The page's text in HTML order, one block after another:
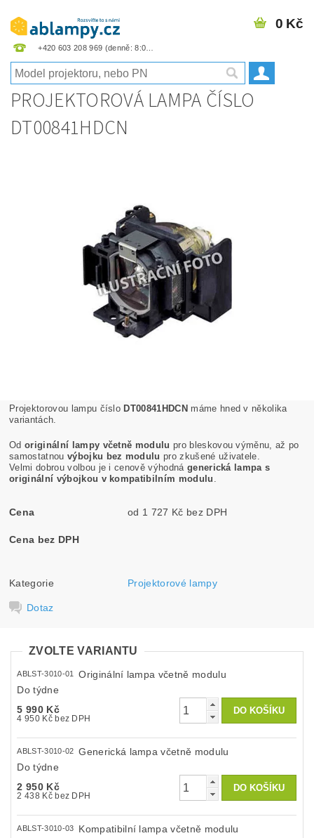
+420 603 208 969
0 Kč
PROJEKTOROVÁ LAMPA ČÍSLO
DT00841HDCN
Projektorovou lampu číslo DT00841HDCNmáme hned v několika
variantách.
Odoriginální lampy včetně modulu pro bleskovou výměnu, až po
samostatnou výbojku bez modulu pro zkušené uživatele.
Velmi dobrou volbou je i cenově výhodná generická lampa s
originální výbojkou v kompatibilním modulu
Cena od 1 727 Kč bez DPH
Cena bez DPH
Kategorie Projektorové lampy
Dotaz
ZVOLTE VARIANTU
ABLST-3010-01
Originální lampa včetně modulu
Do týdne
5 990 Kč
4 950 Kč bez DPH
ABLST-3010-02
Generická lampa včetně modulu
Do týdne
2 950 Kč
2 438 Kč bez DPH
ABLST-3010-03
Kompatibilní lampa včetně modulu